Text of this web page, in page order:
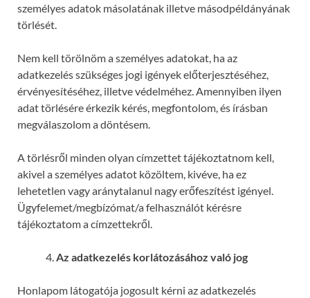
személyes adatok másolatának illetve másodpéldányának
törlését.
Nem kell törölnöm a személyes adatokat, ha az
adatkezelés szükséges jogi igények előterjesztéséhez,
érvényesítéséhez, illetve védelméhez. Amennyiben ilyen
adat törlésére érkezik kérés, megfontolom, és írásban
megválaszolom a döntésem.
A törlésről minden olyan címzettet tájékoztatnom kell,
akivel a személyes adatot közöltem, kivéve, ha ez
lehetetlen vagy aránytalanul nagy erőfeszítést igényel.
Ügyfelemet/megbízómat/a felhasználót kérésre
tájékoztatom a címzettekről.
Az adatkezelés korlátozásához való jog
Honlapom látogatója jogosult kérni az adatkezelés